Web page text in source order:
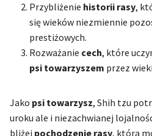
Przybliżenie historii rasy,
się wieków niezmiennie
prestiżowych.
Rozważanie cech, które
psi towarzyszem przez
Jako psi towarzysz, Shih tzu
uroku ale i niezachwianej
bliżej pochodzenie rasy, która